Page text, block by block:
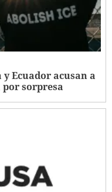
Ecuador acusan a
por sorpresa